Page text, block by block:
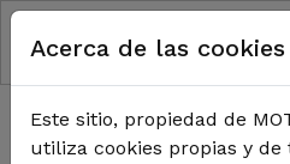
Pasar al contenido principal
Acerca de las
Este sitio, propiedad de
utiliza cookies propias y